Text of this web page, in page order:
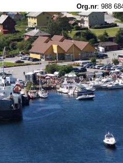
Org.nr: 988